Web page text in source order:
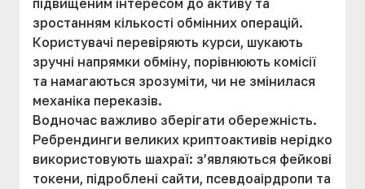
підвищеним інтересом до активу та
зростанням кількості обмінних операцій.
Користувачі перевіряють курси, шукають
зручні напрямки обміну, порівнюють комісії
та намагаються зрозуміти, чи не змінилася
механіка переказів.
Водночас важливо зберігати обережність.
Ребрендинги великих криптоактивів нерідко
використовують шахраї: з’являються фейкові
токени, підроблені сайти, псевдоаірдропи та